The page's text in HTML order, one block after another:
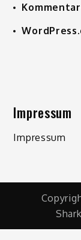
Impressum
Impressum